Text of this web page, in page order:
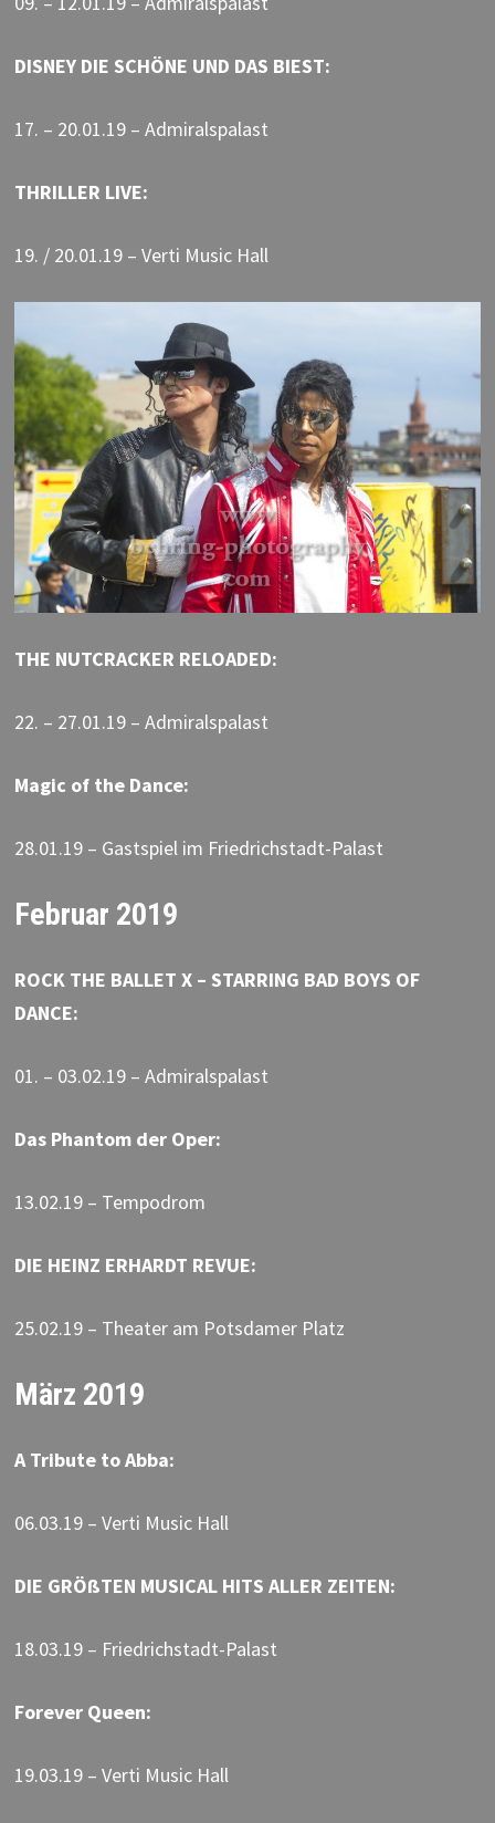
DISNEY DIE SCHÖNE UND DAS BIEST:
17. – 20.01.19 – Admiralspalast
THRILLER LIVE:
19. / 20.01.19 – Verti Music Hall
THE NUTCRACKER RELOADED:
22. – 27.01.19 – Admiralspalast
Magic of the Dance:
28.01.19 – Gastspiel im Friedrichstadt-Palast
Februar 2019
ROCK THE BALLET X – STARRING BAD BOYS OF
DANCE:
01. – 03.02.19 – Admiralspalast
Das Phantom der Oper:
13.02.19 – Tempodrom
DIE HEINZ ERHARDT REVUE:
25.02.19 – Theater am Potsdamer Platz
März 2019
A Tribute to Abba:
06.03.19 – Verti Music Hall
DIE GRÖßTEN MUSICAL HITS ALLER ZEITEN:
18.03.19 – Friedrichstadt-Palast
Forever Queen:
19.03.19 – Verti Music Hall